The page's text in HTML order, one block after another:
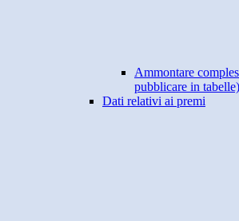
Ammontare
pubblicare in tabelle)
Dati relativi ai premi